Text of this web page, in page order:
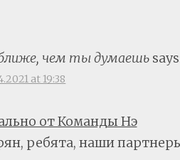
чем ты думаешь
at 19:38
от Команды Нэ
ребята, наши